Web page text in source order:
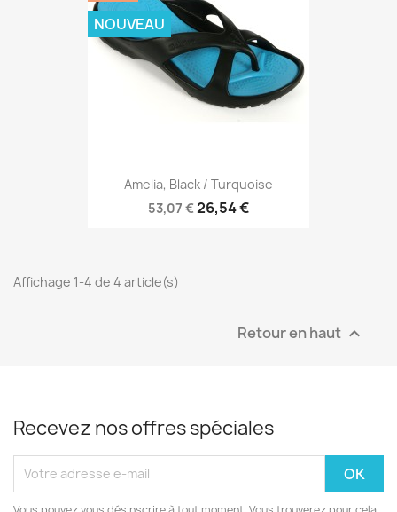
Amelia, Black / Turquoise
53,07 €26,54 €
NOUVEAU
Affichage 1-4 de 4 article(s)
Retour en haut 
Recevez nos offres spéciales